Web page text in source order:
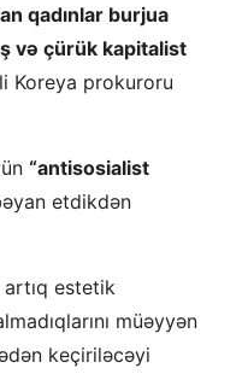
qadınlar burjua
və çürük kapitalist
Koreya prokuroru
“antisosialist
etdikdən
artıq estetik
müəyyən
keçiriləcəyi